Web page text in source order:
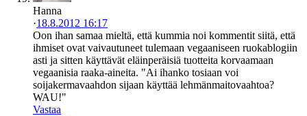
Hanna
·18.8.2012 16:17
Oon ihan samaa mieltä, että kummia noi kommentit siitä, että
ihmiset ovat vaivautuneet tulemaan vegaaniseen ruokablogiin
asti ja sitten käyttävät eläinperäisiä tuotteita korvaamaan
vegaanisia raaka-aineita. "Ai ihanko tosiaan voi
soijakermavaahdon sijaan käyttää lehmänmaitovaahtoa?
WAU!"
Vastaa